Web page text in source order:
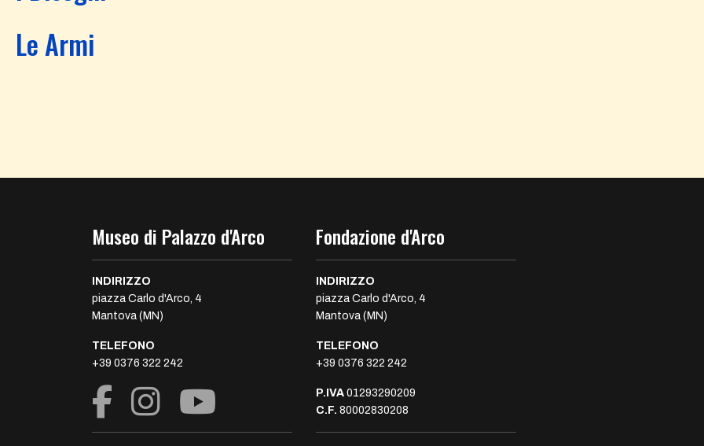
Le Armi
Museo di Palazzo d'Arco
INDIRIZZO
piazza Carlo d'Arco, 4
Mantova (MN)
TELEFONO
+39 0376 322 242
Fondazione d'Arco
INDIRIZZO
piazza Carlo d'Arco, 4
Mantova (MN)
TELEFONO
+39 0376 322 242
P.IVA 01293290209
C.F. 80002830208